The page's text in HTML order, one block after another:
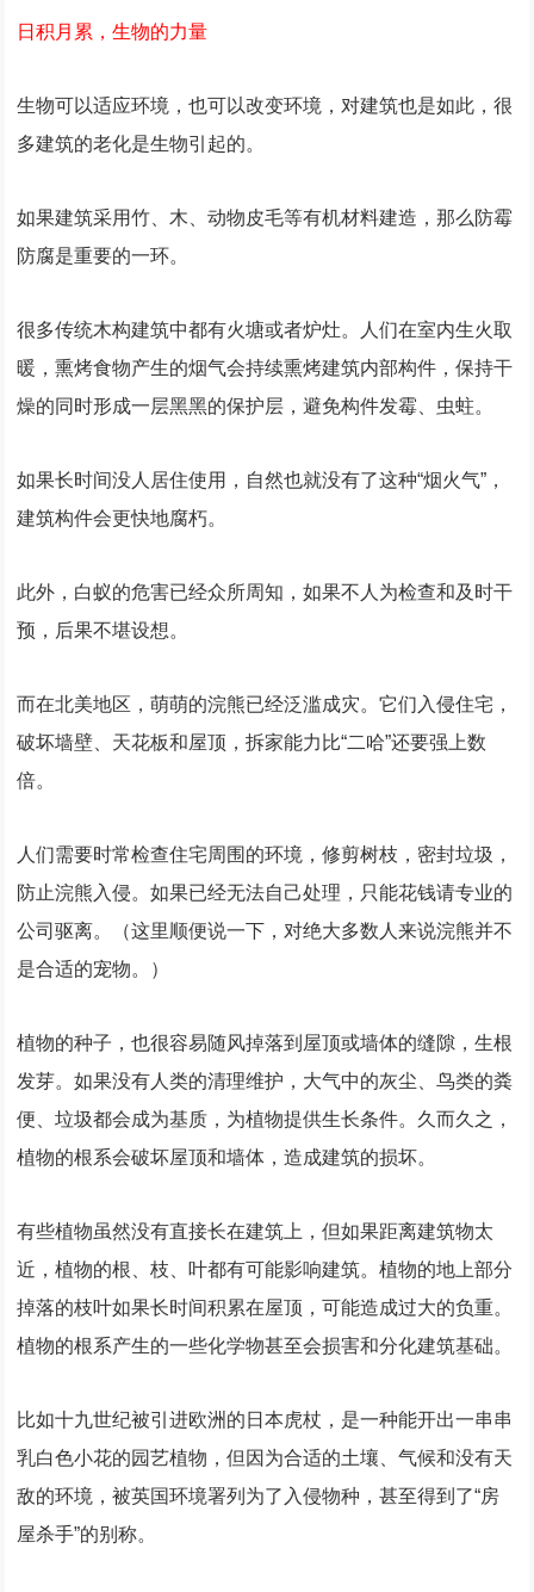
日积月累，生物的力量
生物可以适应环境，也可以改变环境，对建筑也是如此，很
多建筑的老化是生物引起的。
如果建筑采用竹、木、动物皮毛等有机材料建造，那么防霉
防腐是重要的一环。
很多传统木构建筑中都有火塘或者炉灶。人们在室内生火取
暖，熏烤食物产生的烟气会持续熏烤建筑内部构件，保持干
燥的同时形成一层黑黑的保护层，避免构件发霉、虫蛀。
如果长时间没人居住使用，自然也就没有了这种“烟火气”，
建筑构件会更快地腐朽。
此外，白蚁的危害已经众所周知，如果不人为检查和及时干
预，后果不堪设想。
而在北美地区，萌萌的浣熊已经泛滥成灾。它们入侵住宅，
破坏墙壁、天花板和屋顶，拆家能力比“二哈”还要强上数
倍。
人们需要时常检查住宅周围的环境，修剪树枝，密封垃圾，
防止浣熊入侵。如果已经无法自己处理，只能花钱请专业的
公司驱离。（这里顺便说一下，对绝大多数人来说浣熊并不
是合适的宠物。）
植物的种子，也很容易随风掉落到屋顶或墙体的缝隙，生根
发芽。如果没有人类的清理维护，大气中的灰尘、鸟类的粪
便、垃圾都会成为基质，为植物提供生长条件。久而久之，
植物的根系会破坏屋顶和墙体，造成建筑的损坏。
有些植物虽然没有直接长在建筑上，但如果距离建筑物太
近，植物的根、枝、叶都有可能影响建筑。植物的地上部分
掉落的枝叶如果长时间积累在屋顶，可能造成过大的负重。
植物的根系产生的一些化学物甚至会损害和分化建筑基础。
比如十九世纪被引进欧洲的日本虎杖，是一种能开出一串串
乳白色小花的园艺植物，但因为合适的土壤、气候和没有天
敌的环境，被英国环境署列为了入侵物种，甚至得到了“房
屋杀手”的别称。